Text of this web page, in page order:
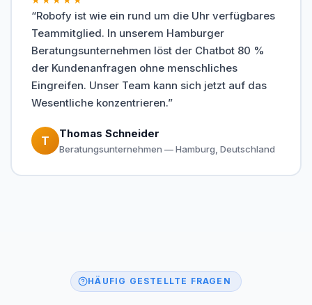
“Robofy ist wie ein rund um die Uhr verfügbares
Teammitglied. In unserem Hamburger
Beratungsunternehmen löst der Chatbot 80 %
der Kundenanfragen ohne menschliches
Eingreifen. Unser Team kann sich jetzt auf das
Wesentliche konzentrieren.”
T
Thomas Schneider
Beratungsunternehmen — Hamburg, Deutschland
HÄUFIG GESTELLTE FRAGEN